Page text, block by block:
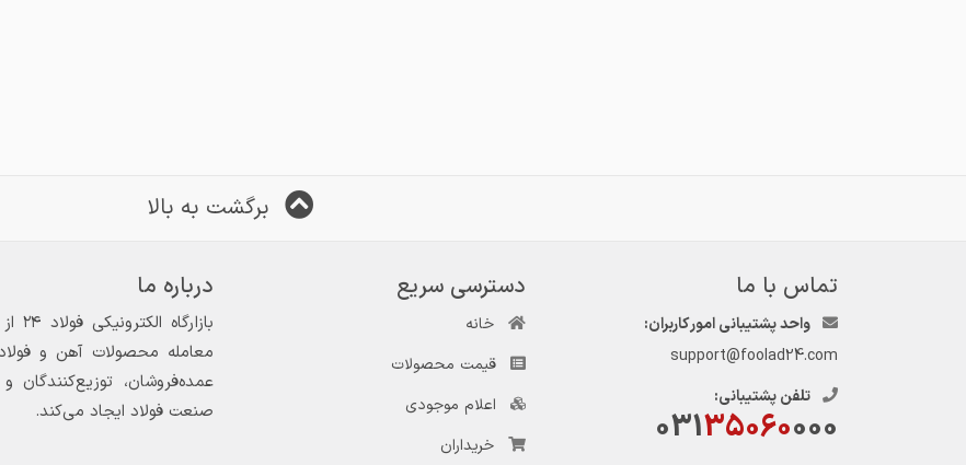
برگشت به بالا
تماس با ما
واحد پشتیبانی امور کاربران:
support@foolad24.com
تلفن پشتیبانی:
03135060000
دسترسی سریع
خانه
قیمت محصولات
اعلام موجودی
خریداران
درباره ما
معامله محصولات آهن و فولاد
عمده‌فروشان،
صنعت فولاد ایجاد می‌کند.